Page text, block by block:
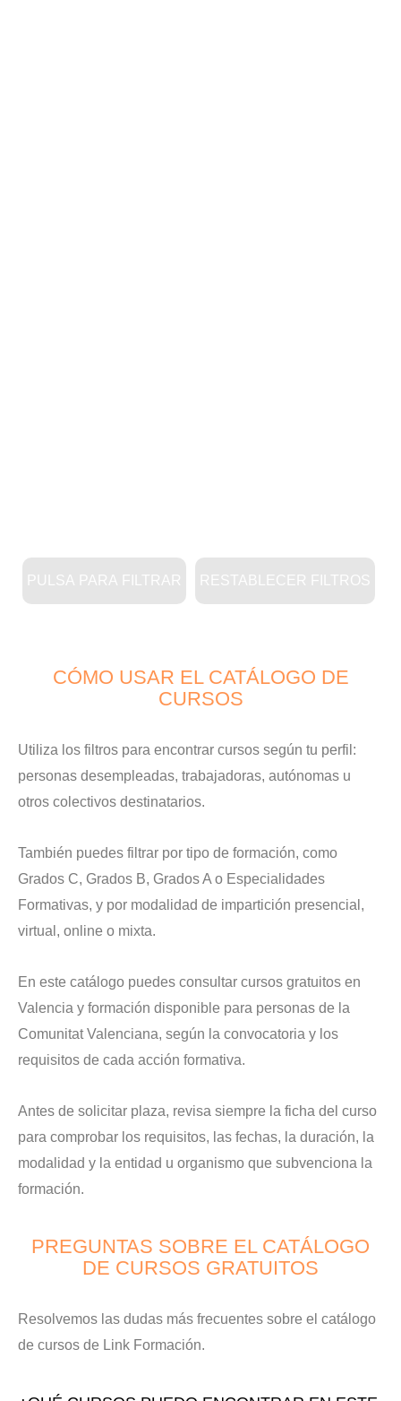
PULSA PARA FILTRAR RESTABLECER FILTROS
CÓMO USAR EL CATÁLOGO DE
CURSOS
Utiliza los filtros para encontrar cursos según tu perfil:
personas desempleadas, trabajadoras, autónomas u
otros colectivos destinatarios.
También puedes filtrar por tipo de formación, como
Grados C, Grados B, Grados A o Especialidades
Formativas, y por modalidad de impartición presencial,
virtual, online o mixta.
En este catálogo puedes consultar cursos gratuitos en
Valencia y formación disponible para personas de la
Comunitat Valenciana, según la convocatoria y los
requisitos de cada acción formativa.
Antes de solicitar plaza, revisa siempre la ficha del curso
para comprobar los requisitos, las fechas, la duración, la
modalidad y la entidad u organismo que subvenciona la
formación.
PREGUNTAS SOBRE EL CATÁLOGO
DE CURSOS GRATUITOS
Resolvemos las dudas más frecuentes sobre el catálogo
de cursos de Link Formación.